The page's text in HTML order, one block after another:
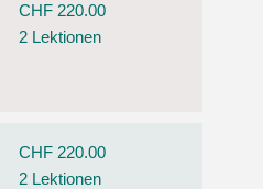
CHF 220.00
2 Lektionen
CHF 220.00
2 Lektionen